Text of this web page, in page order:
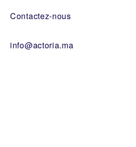
Contactez-nous
info@actoria.ma